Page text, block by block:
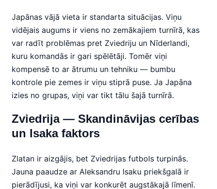
Japānas vājā vieta ir standarta situācijas. Viņu
vidējais augums ir viens no zemākajiem turnīrā, kas
var radīt problēmas pret Zviedriju un Nīderlandi,
kuru komandās ir gari spēlētāji. Tomēr viņi
kompensē to ar ātrumu un tehniku — bumbu
kontrole pie zemes ir viņu stiprā puse. Ja Japāna
izies no grupas, viņi var tikt tālu šajā turnīrā.
Zviedrija — Skandināvijas cerības
un Isaka faktors
Zlatan ir aizgājis, bet Zviedrijas futbols turpinās.
Jauna paaudze ar Aleksandru Isaku priekšgalā ir
pierādījusi, ka viņi var konkurēt augstākajā līmenī.